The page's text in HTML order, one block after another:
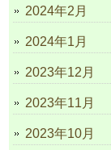
2024年2月
2024年1月
2023年12月
2023年11月
2023年10月